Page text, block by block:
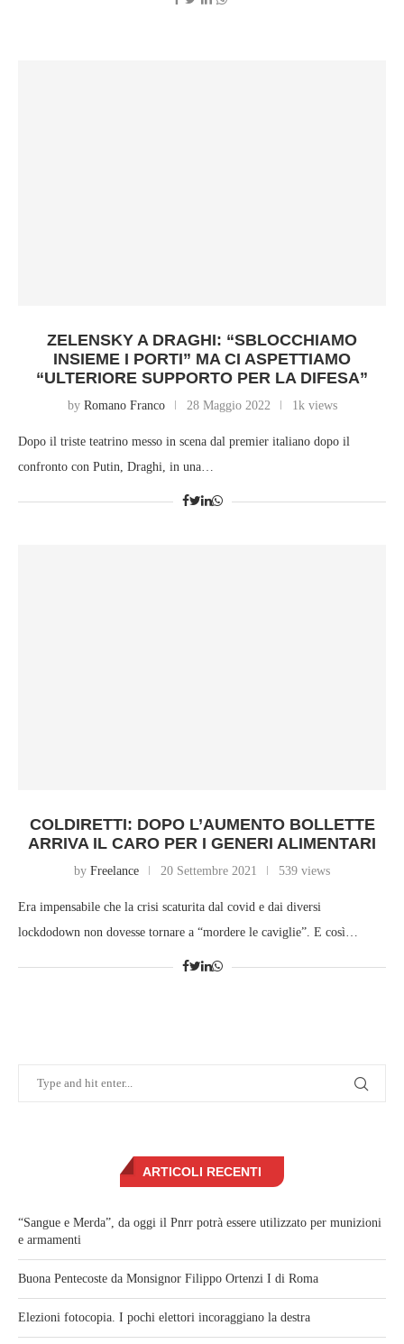
ZELENSKY A DRAGHI: “SBLOCCHIAMO
INSIEME I PORTI” MA CI ASPETTIAMO
“ULTERIORE SUPPORTO PER LA DIFESA”
by Romano Franco 28 Maggio 2022 1k views
Dopo il triste teatrino messo in scena dal premier italiano dopo il
confronto con Putin, Draghi, in una…
COLDIRETTI: DOPO L’AUMENTO BOLLETTE
ARRIVA IL CARO PER I GENERI ALIMENTARI
by Freelance 20 Settembre 2021 539 views
Era impensabile che la crisi scaturita dal covid e dai diversi
lockdodown non dovesse tornare a “mordere le caviglie”. E così…
ARTICOLI RECENTI
“Sangue e Merda”, da oggi il Pnrr potrà essere utilizzato per munizioni
e armamenti
Buona Pentecoste da Monsignor Filippo Ortenzi I di Roma
Elezioni fotocopia. I pochi elettori incoraggiano la destra